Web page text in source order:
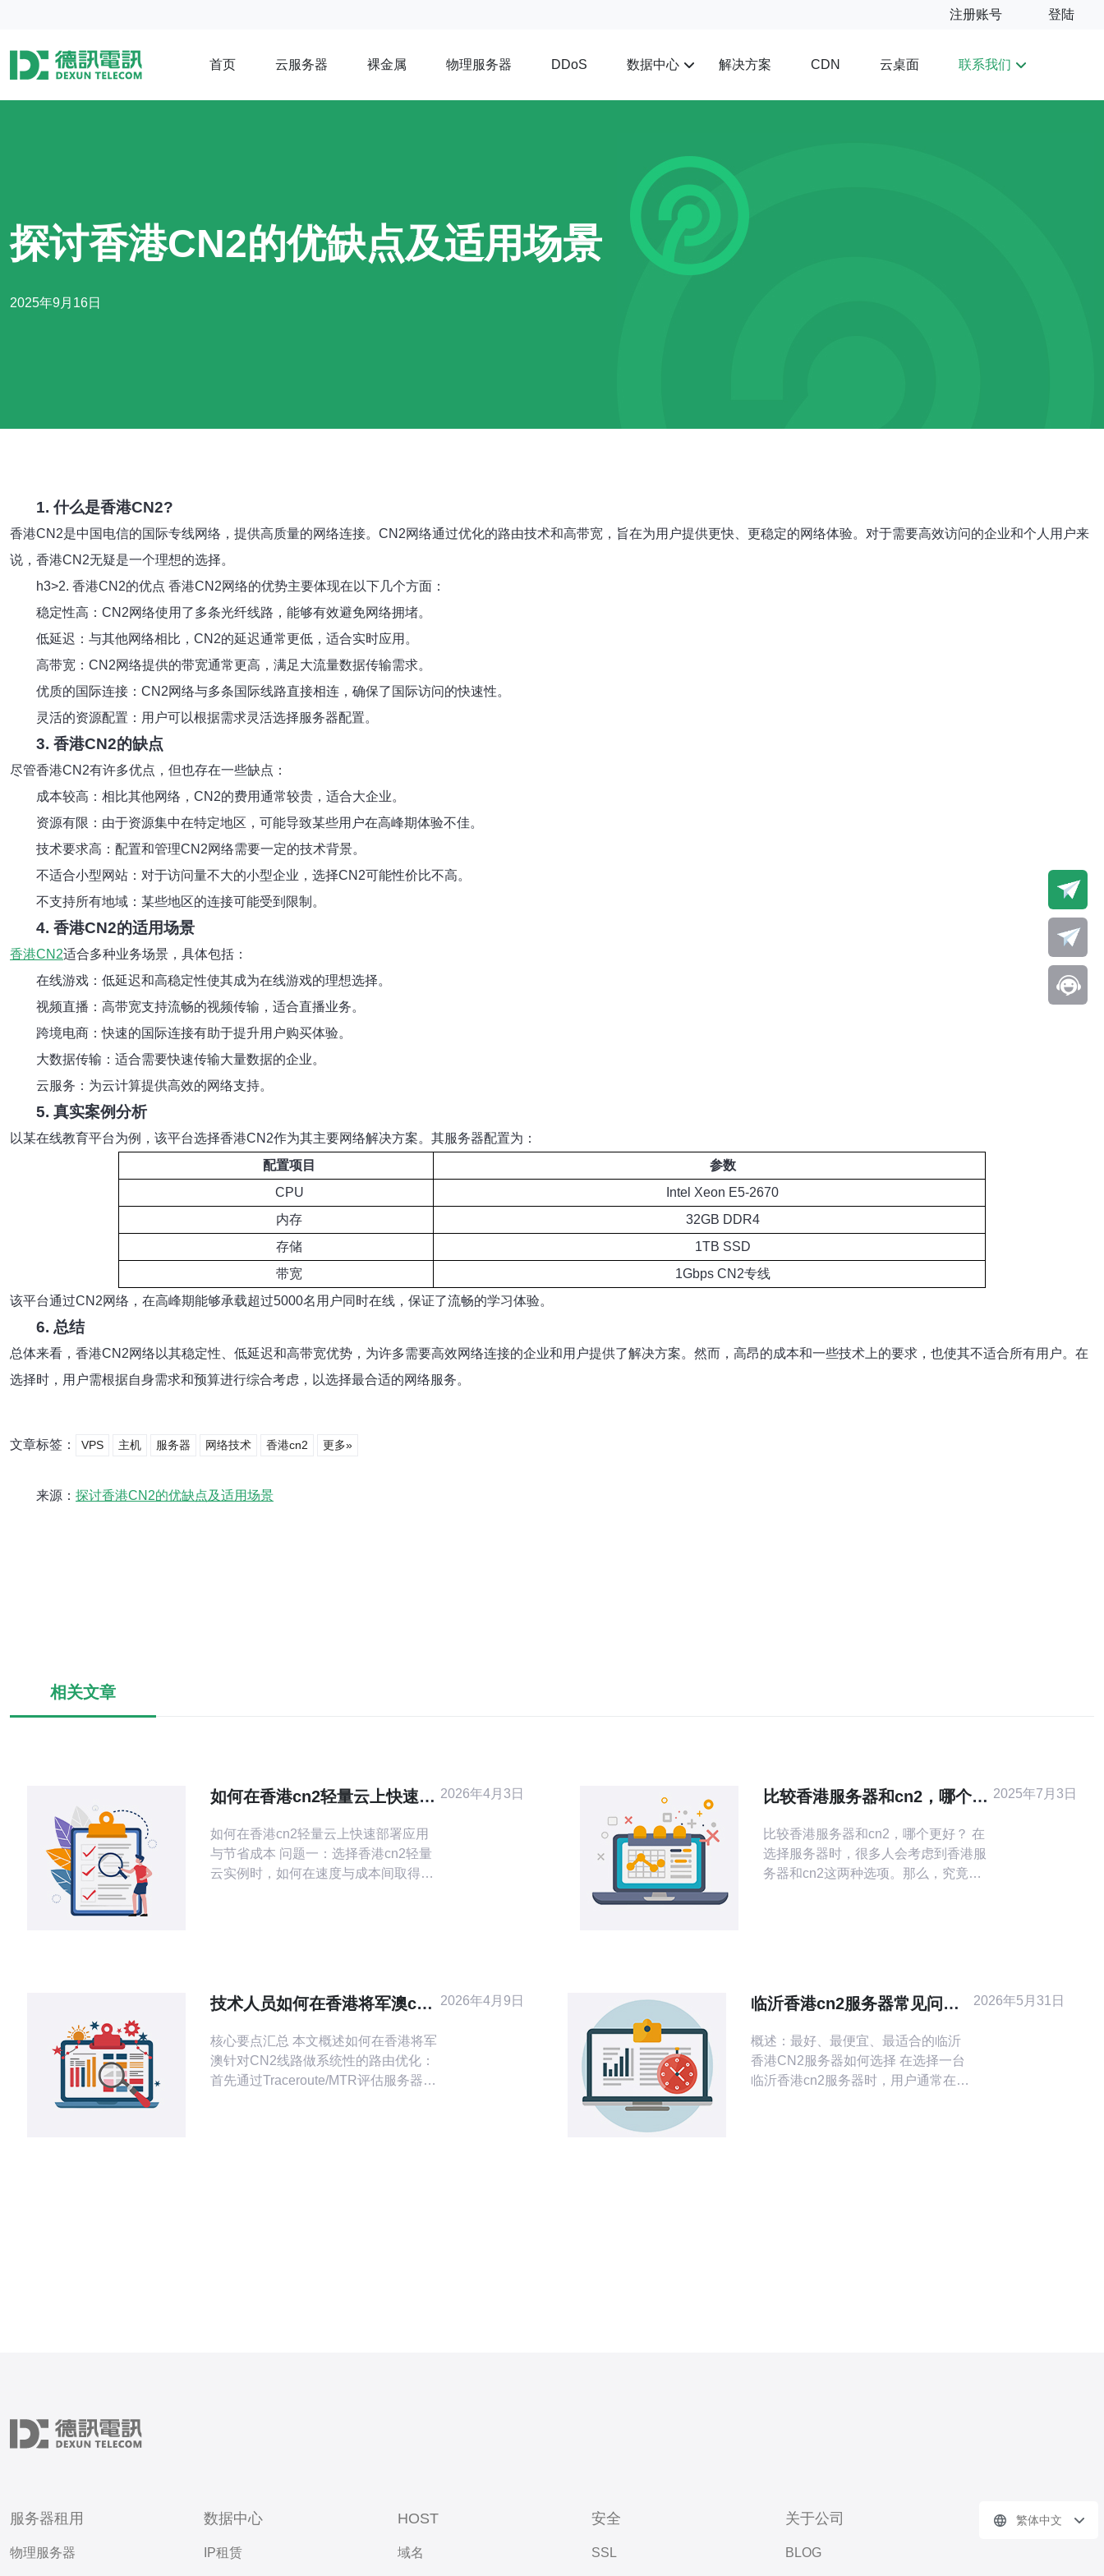
注册账号 登陆
首页 云服务器 裸金属 物理服务器 DDoS 数据中心 解决方案 CDN 云桌面 联系我们
探讨香港CN2的优缺点及适用场景
2025年9月16日
1. 什么是香港CN2?
香港CN2是中国电信的国际专线网络，提供高质量的网络连接。CN2网络通过优化的路由技术和高带宽，旨在为用户提供更快、更稳定的网络体验。对于需要高效访问的企业和个人用户来
说，香港CN2无疑是一个理想的选择。
h3>2. 香港CN2的优点 香港CN2网络的优势主要体现在以下几个方面：
稳定性高：CN2网络使用了多条光纤线路，能够有效避免网络拥堵。
低延迟：与其他网络相比，CN2的延迟通常更低，适合实时应用。
高带宽：CN2网络提供的带宽通常更高，满足大流量数据传输需求。
优质的国际连接：CN2网络与多条国际线路直接相连，确保了国际访问的快速性。
灵活的资源配置：用户可以根据需求灵活选择服务器配置。
3. 香港CN2的缺点
尽管香港CN2有许多优点，但也存在一些缺点：
成本较高：相比其他网络，CN2的费用通常较贵，适合大企业。
资源有限：由于资源集中在特定地区，可能导致某些用户在高峰期体验不佳。
技术要求高：配置和管理CN2网络需要一定的技术背景。
不适合小型网站：对于访问量不大的小型企业，选择CN2可能性价比不高。
不支持所有地域：某些地区的连接可能受到限制。
4. 香港CN2的适用场景
香港CN2适合多种业务场景，具体包括：
在线游戏：低延迟和高稳定性使其成为在线游戏的理想选择。
视频直播：高带宽支持流畅的视频传输，适合直播业务。
跨境电商：快速的国际连接有助于提升用户购买体验。
大数据传输：适合需要快速传输大量数据的企业。
云服务：为云计算提供高效的网络支持。
5. 真实案例分析
以某在线教育平台为例，该平台选择香港CN2作为其主要网络解决方案。其服务器配置为：
配置项目
参数
CPU
Intel Xeon E5-2670
内存
32GB DDR4
存储
1TB SSD
带宽
1Gbps CN2专线
该平台通过CN2网络，在高峰期能够承载超过5000名用户同时在线，保证了流畅的学习体验。
6. 总结
总体来看，香港CN2网络以其稳定性、低延迟和高带宽优势，为许多需要高效网络连接的企业和用户提供了解决方案。然而，高昂的成本和一些技术上的要求，也使其不适合所有用户。在
选择时，用户需根据自身需求和预算进行综合考虑，以选择最合适的网络服务。
文章标签： VPS 主机 服务器 网络技术 香港cn2 更多»
来源： 探讨香港CN2的优缺点及适用场景
相关文章
如何在香港cn2轻量云上快速部
如何在香港cn2轻量云上快速部署应用
与节省成本 问题一：选择香港cn2轻量
云实例时，如何在速度与成本间取得平
用或API，优先选择小规格并搭配CDN
与缓存，而非直接购买
2026年4月3日
比较香港服务器和cn2，哪个更
比较香港服务器和cn2，哪个更好？ 在
选择服务器时，很多人会考虑到香港服
务器和cn2这两种选项。那么，究竟哪
是面向国际的专线，具有更快的传输速
度和更好的
2025年7月3日
技术人员如何在香港将军澳cn2
核心要点汇总 本文概述如何在香港将军
澳针对CN2线路做系统性的路由优化：
首先通过Traceroute/MTR评估服务器到
2026年4月9日
临沂香港cn2服务器常见问题
概述：最好、最便宜、最适合的临沂
香港CN2服务器如何选择 在选择一台
临沂香港cn2服务器时，用户通常在
2026年5月31日
服务器租用
物理服务器
数据中心
IP租赁
HOST
域名
安全
SSL
关于公司
BLOG
繁体中文